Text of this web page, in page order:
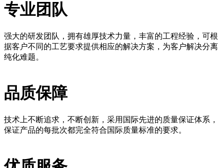
专业团队
强大的研发团队，拥有雄厚技术力量，丰富的工程经验，可根
据客户不同的工艺要求提供相应的解决方案，为客户解决分离
纯化难题。
品质保障
技术上不断追求，不断创新，采用国际先进的质量保证体系，
保证产品的每批次都完全符合国际质量标准的要求。